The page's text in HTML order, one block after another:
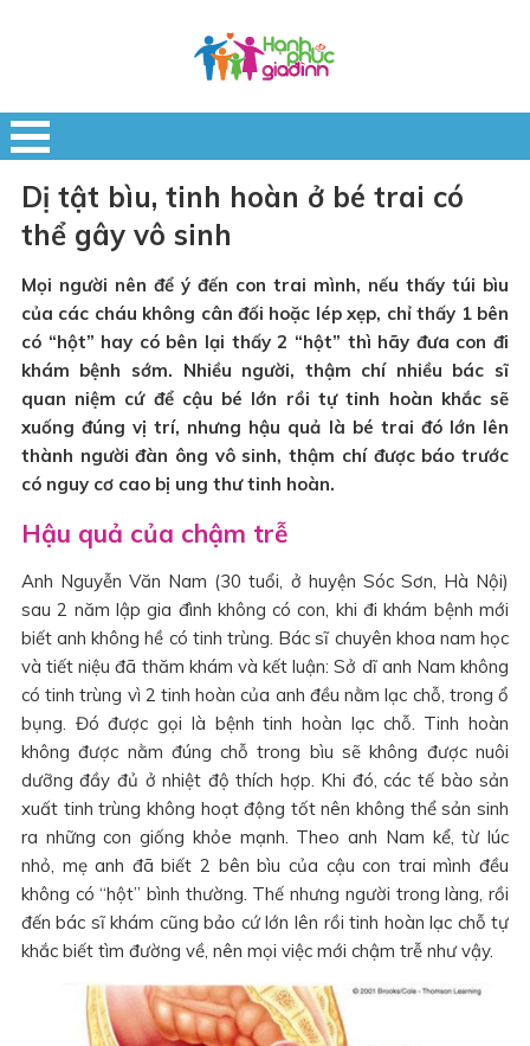
Dị tật bìu, tinh hoàn ở bé trai có
thể gây vô sinh
Mọi người nên để ý đến con trai mình, nếu thấy túi bìu
của các cháu không cân đối hoặc lép xẹp, chỉ thấy 1 bên
có “hột” hay có bên lại thấy 2 “hột” thì hãy đưa con đi
khám bệnh sớm. Nhiều người, thậm chí nhiều bác sĩ
quan niệm cứ để cậu bé lớn rồi tự tinh hoàn khắc sẽ
xuống đúng vị trí, nhưng hậu quả là bé trai đó lớn lên
thành người đàn ông vô sinh, thậm chí được báo trước
có nguy cơ cao bị ung thư tinh hoàn.
Hậu quả của chậm trễ
Anh Nguyễn Văn Nam (30 tuổi, ở huyện Sóc Sơn, Hà Nội)
sau 2 năm lập gia đình không có con, khi đi khám bệnh mới
biết anh không hề có tinh trùng. Bác sĩ chuyên khoa nam học
và tiết niệu đã thăm khám và kết luận: Sở dĩ anh Nam không
có tinh trùng vì 2 tinh hoàn của anh đều nằm lạc chỗ, trong ổ
bụng. Đó được gọi là bệnh tinh hoàn lạc chỗ. Tinh hoàn
không được nằm đúng chỗ trong bìu sẽ không được nuôi
dưỡng đầy đủ ở nhiệt độ thích hợp. Khi đó, các tế bào sản
xuất tinh trùng không hoạt động tốt nên không thể sản sinh
ra những con giống khỏe mạnh. Theo anh Nam kể, từ lúc
nhỏ, mẹ anh đã biết 2 bên bìu của cậu con trai mình đều
không có “hột” bình thường. Thế nhưng người trong làng, rồi
đến bác sĩ khám cũng bảo cứ lớn lên rồi tinh hoàn lạc chỗ tự
khắc biết tìm đường về, nên mọi việc mới chậm trễ như vậy.